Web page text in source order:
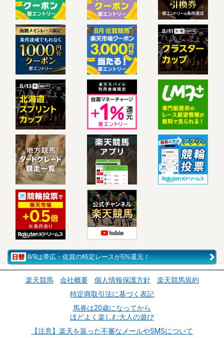
8/9は帯広・佐賀の特定レースが5%還元！
楽天競馬 会社概要 個人情報保護方針
楽天競馬規約
特定商取引法に基づく表記
馬券は20歳になってから
ほどよく楽しむ大人の遊び
【注意】楽天を装った不審なメールやSMSについて